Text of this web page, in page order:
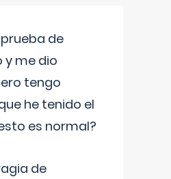
de
y me dio
tengo
he tenido el
es normal?
de